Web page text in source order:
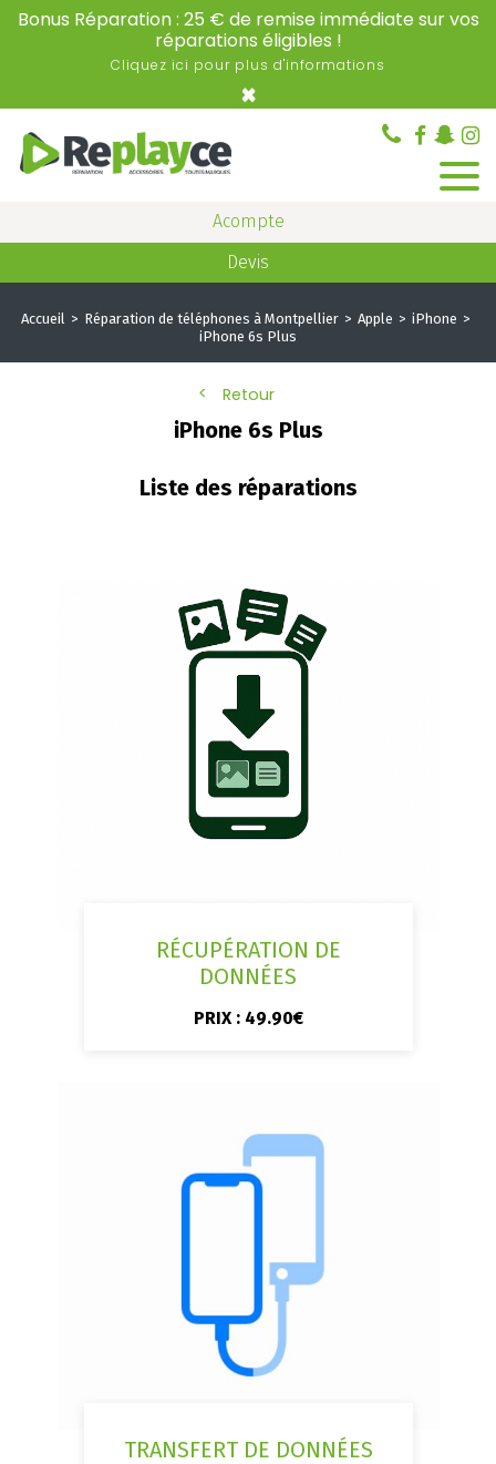
Bonus Réparation : 25 € de remise immédiate sur vos
réparations éligibles !
Cliquez ici pour plus d'informations
×
Acompte
Devis
Accueil Réparation de téléphones à Montpellier Apple
iPhone
iPhone 6s Plus
Retour
iPhone 6s Plus
Liste des réparations
RÉCUPÉRATION DE
DONNÉES
PRIX : 49.90€
TRANSFERT DE DONNÉES